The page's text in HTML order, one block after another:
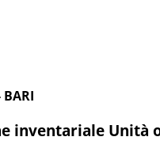
inventariale Unità